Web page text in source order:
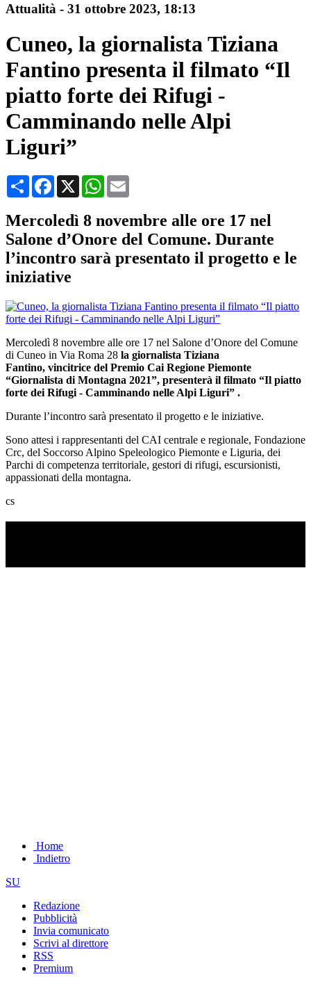
Attualità - 31 ottobre 2023, 18:13
Cuneo, la giornalista Tiziana
Fantino presenta il filmato “Il
piatto forte dei Rifugi -
Camminando nelle Alpi
Liguri”
CondividiFacebook
X WhatsApp
Mercoledì 8 novembre alle ore 17 nel
Salone d’Onore del Comune. Durante
l’incontro sarà presentato il progetto e le
iniziative
Mercoledì 8 novembre alle ore 17 nel Salone d’Onore del Comune
di Cuneo in Via Roma 28 la giornalista Tiziana
Fantino, vincitrice del Premio Cai Regione Piemonte
“Giornalista di Montagna 2021”, presenterà il filmato “Il piatto
forte dei Rifugi - Camminando nelle Alpi Liguri” .
Durante l’incontro sarà presentato il progetto e le iniziative.
Sono attesi i rappresentanti del CAI centrale e regionale, Fondazione
Crc, del Soccorso Alpino Speleologico Piemonte e Liguria, dei
Parchi di competenza territoriale, gestori di rifugi, escursionisti,
appassionati della montagna.
cs
Home
Indietro
SU
Redazione
Pubblicità
Invia comunicato
Scrivi al direttore
RSS
Premium